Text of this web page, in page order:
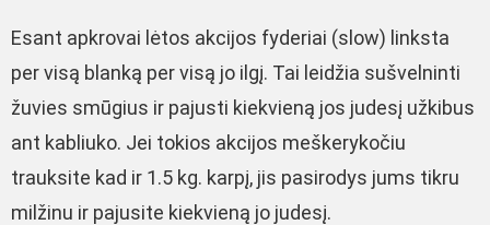
Esant apkrovai lėtos akcijos fyderiai (slow) linksta
per visą blanką per visą jo ilgį. Tai leidžia sušvelninti
žuvies smūgius ir pajusti kiekvieną jos judesį užkibus
ant kabliuko. Jei tokios akcijos meškerykočiu
trauksite kad ir 1.5 kg. karpį, jis pasirodys jums tikru
milžinu ir pajusite kiekvieną jo judesį.